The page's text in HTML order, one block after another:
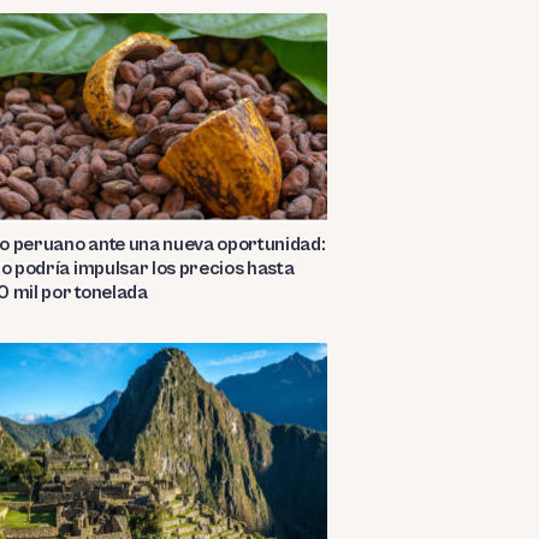
peruano ante una nueva oportunidad:
podría impulsar los precios hasta
mil por tonelada